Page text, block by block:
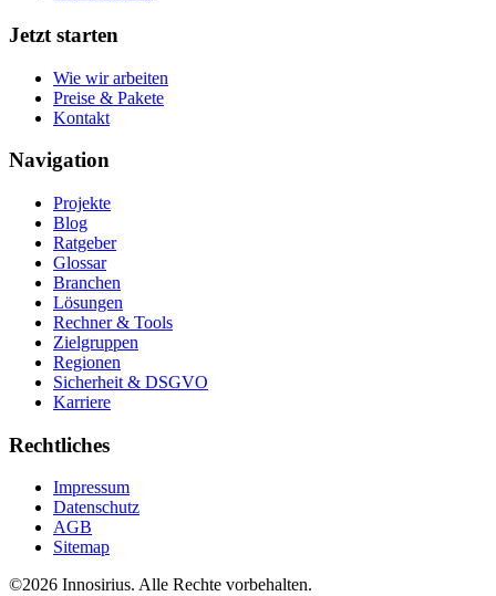
Jetzt starten
Wie wir arbeiten
Preise & Pakete
Kontakt
Navigation
Projekte
Blog
Ratgeber
Glossar
Branchen
Lösungen
Rechner & Tools
Zielgruppen
Regionen
Sicherheit & DSGVO
Karriere
Rechtliches
Impressum
Datenschutz
AGB
Sitemap
©2026 Innosirius. Alle Rechte vorbehalten.